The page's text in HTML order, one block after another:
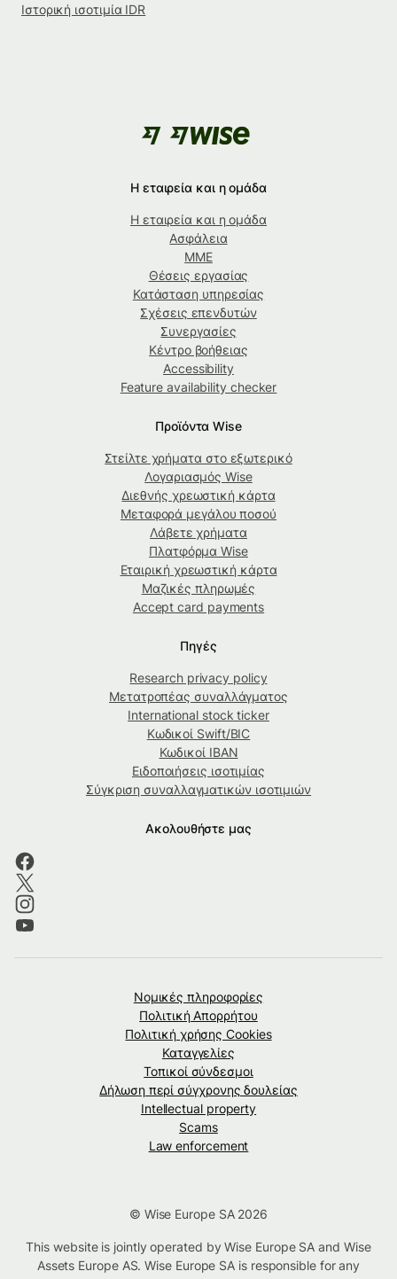
Ιστορική ισοτιμία IDR
Η εταιρεία και η ομάδα
Η εταιρεία και η ομάδα
Ασφάλεια
ΜΜΕ
Θέσεις εργασίας
Κατάσταση υπηρεσίας
Σχέσεις επενδυτών
Συνεργασίες
Κέντρο βοήθειας
Accessibility
Feature availability checker
Προϊόντα Wise
Στείλτε χρήματα στο εξωτερικό
Λογαριασμός Wise
Διεθνής χρεωστική κάρτα
Μεταφορά μεγάλου ποσού
Λάβετε χρήματα
Πλατφόρμα Wise
Εταιρική χρεωστική κάρτα
Μαζικές πληρωμές
Accept card payments
Πηγές
Research privacy policy
Μετατροπέας συναλλάγματος
International stock ticker
Κωδικοί Swift/BIC
Κωδικοί IBAN
Ειδοποιήσεις ισοτιμίας
Σύγκριση συναλλαγματικών ισοτιμιών
Ακολουθήστε μας
Νομικές πληροφορίες
Πολιτική Απορρήτου
Πολιτική χρήσης Cookies
Καταγγελίες
Τοπικοί σύνδεσμοι
Δήλωση περί σύγχρονης δουλείας
Intellectual property
Scams
Law enforcement
© Wise Europe SA 2026
This website is jointly operated by Wise Europe SA and Wise
Assets Europe AS. Wise Europe SA is responsible for any